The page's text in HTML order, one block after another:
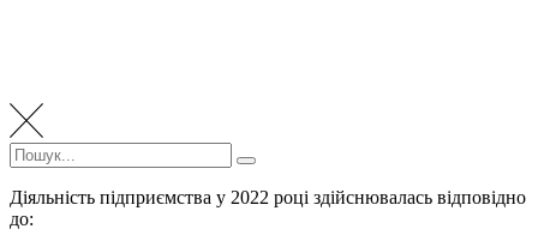
Пошук:
Пошук
Діяльність підприємства у 2022 році здійснювалась відповідно
до: